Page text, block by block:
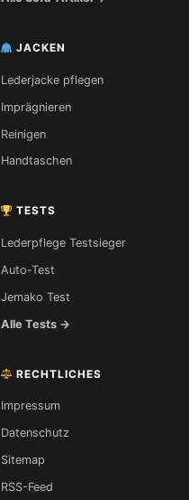
JACKEN
Lederjacke pflegen
Imprägnieren
Reinigen
Handtaschen
TESTS
Lederpflege Testsieger
Auto-Test
Jemako Test
Alle Tests →
RECHTLICHES
Impressum
Datenschutz
Sitemap
RSS-Feed